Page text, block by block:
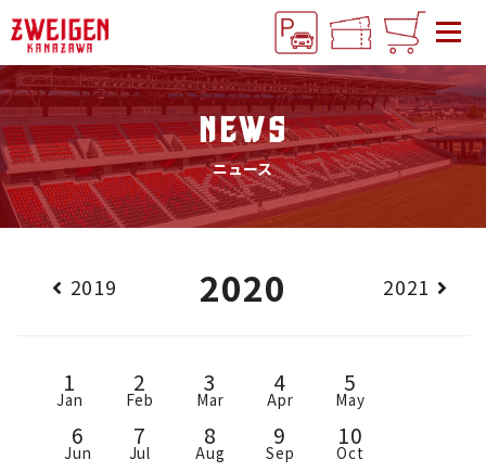
NEWS
ニュース
2019 2020 2021
1
Jan
2
Feb
3
Mar
4
Apr
5
May
6
Jun
7
Jul
8
Aug
9
Sep
10
Oct